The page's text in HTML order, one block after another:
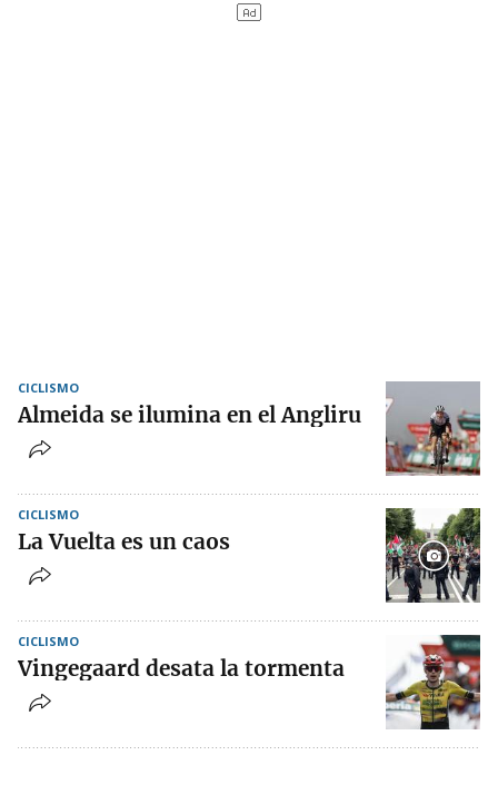
CICLISMO
Almeida se ilumina en el Angliru
CICLISMO
La Vuelta es un caos
CICLISMO
Vingegaard desata la tormenta